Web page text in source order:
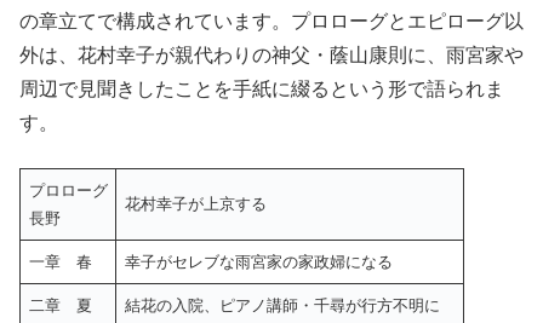
の章立てで構成されています。プロローグとエピローグ以
外は、花村幸子が親代わりの神父・蔭山康則に、雨宮家や
周辺で見聞きしたことを手紙に綴るという形で語られま
す。
プロローグ
長野
花村幸子が上京する
一章 春 幸子がセレブな雨宮家の家政婦になる
二章 夏 結花の入院、ピアノ講師・千尋が行方不明に